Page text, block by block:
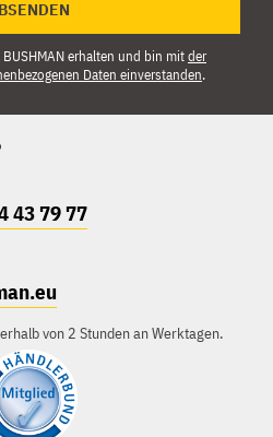
erhalten und bin mitder
Daten einverstanden.
43 79 77
von 2 Stunden an Werktagen.